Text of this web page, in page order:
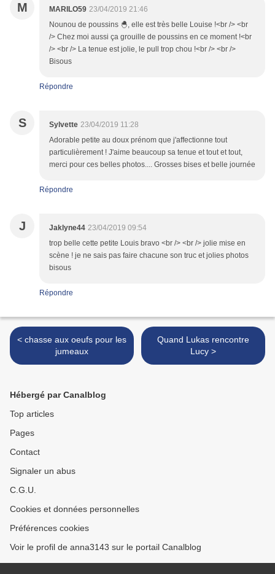
M MARILO59 23/04/2019 21:46
Nounou de poussins 🐣, elle est très belle Louise !<br /> <br
/> Chez moi aussi ça grouille de poussins en ce moment !<br
/> <br /> La tenue est jolie, le pull trop chou !<br /> <br />
Bisous
Répondre
S Sylvette 23/04/2019 11:28
Adorable petite au doux prénom que j'affectionne tout
particulièrement ! J'aime beaucoup sa tenue et tout et tout,
merci pour ces belles photos.... Grosses bises et belle journée
Répondre
J Jaklyne44 23/04/2019 09:54
trop belle cette petite Louis bravo <br /> <br /> jolie mise en
scène ! je ne sais pas faire chacune son truc et jolies photos
bisous
Répondre
< chasse aux oeufs pour les
jumeaux
Quand Lukas rencontre
Lucy >
Hébergé par Canalblog
Top articles
Pages
Contact
Signaler un abus
C.G.U.
Cookies et données personnelles
Préférences cookies
Voir le profil de anna3143 sur le portail Canalblog